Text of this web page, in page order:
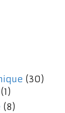
(30)
(1)
(8)